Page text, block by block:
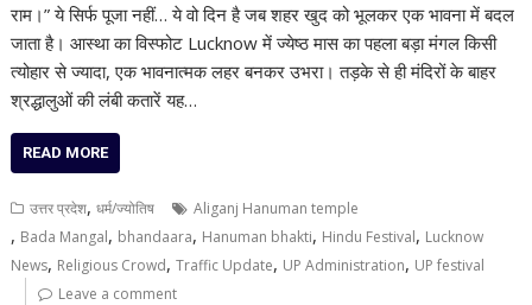
राम।” ये सिर्फ पूजा नहीं… ये वो दिन है जब शहर खुद को भूलकर एक भावना में बदल
जाता है। आस्था का विस्फोट Lucknow में ज्येष्ठ मास का पहला बड़ा मंगल किसी
त्योहार से ज्यादा, एक भावनात्मक लहर बनकर उभरा। तड़के से ही मंदिरों के बाहर
श्रद्धालुओं की लंबी कतारें यह…
READ MORE
उत्तर प्रदेश,धर्म/ज्योतिष Aliganj Hanuman temple
, Bada Mangal, bhandaara, Hanuman bhakti, Hindu Festival, Lucknow
News, Religious Crowd,Traffic Update, UP Administration, UP festival
Leave a comment